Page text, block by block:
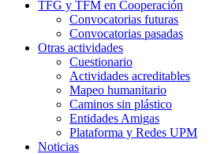
TFG y TFM en Cooperación
Convocatorias futuras
Convocatorias pasadas
Otras actividades
Cuestionario
Actividades acreditables
Mapeo humanitario
Caminos sin plástico
Entidades Amigas
Plataforma y Redes UPM
Noticias